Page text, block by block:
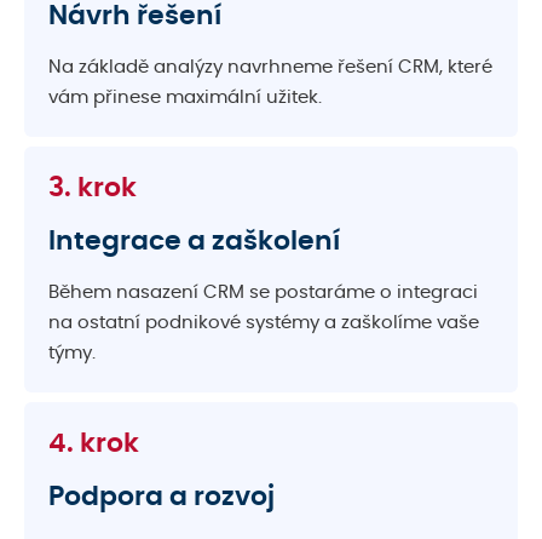
Návrh řešení
Na základě analýzy navrhneme řešení CRM, které
vám přinese maximální užitek.
3. krok
Integrace a zaškolení
Během nasazení CRM se postaráme o integraci
na ostatní podnikové systémy a zaškolíme vaše
týmy.
4. krok
Podpora a rozvoj